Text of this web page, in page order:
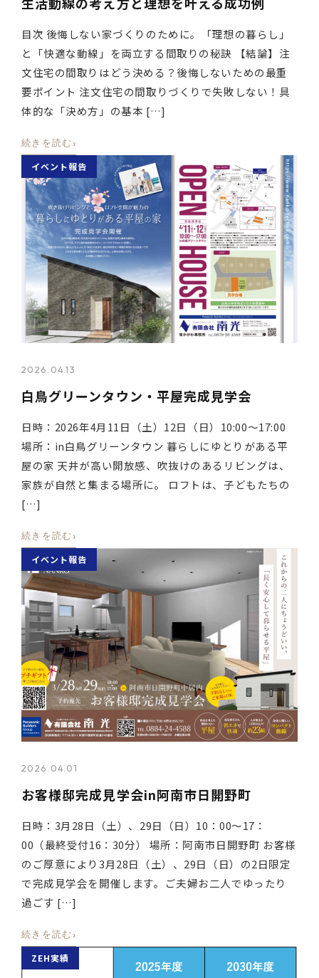
目次 後悔しない家づくりのために。「理想の暮らし」
と「快適な動線」を両立する間取りの秘訣 【結論】注
文住宅の間取りはどう決める？後悔しないための最重
要ポイント 注文住宅の間取りづくりで失敗しない！具
体的な「決め方」の基本 […]
続きを読む ›
イベント報告
2026.04.13
白鳥グリーンタウン・平屋完成見学会
日時：2026年4月11日（土）12日（日）10:00～17:00
場所：in白鳥グリーンタウン 暮らしにゆとりがある平
屋の家 天井が高い開放感、吹抜けのあるリビングは、
家族が自然と集まる場所に。 ロフトは、子どもたちの
[…]
続きを読む ›
イベント報告
2026.04.01
お客様邸完成見学会in阿南市日開野町
日時：3月28日（土）、29日（日）10：00～17：
00（最終受付16：30分） 場所：阿南市日開野町 お客様
のご厚意により3月28日（土）、29日（日）の2日限定
で完成見学会を開催します。ご夫婦お二人でゆったり
過ごす […]
続きを読む ›
ZEH実績